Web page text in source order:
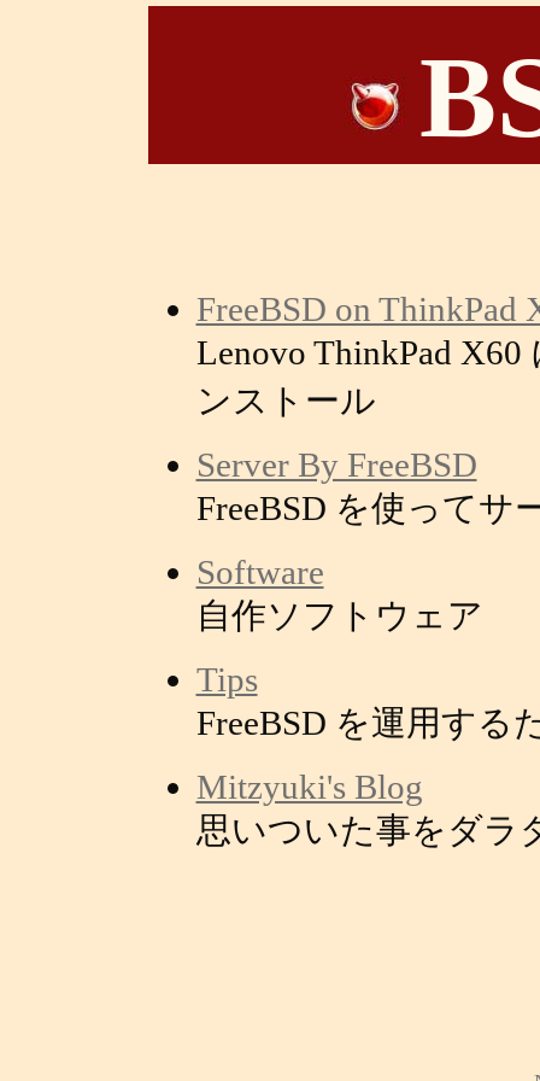
FreeBSD on ThinkPad
Lenovo ThinkPad X60
ンストール
Server By FreeBSD
FreeBSD を使ってサ
Software
自作ソフトウェア
Tips
FreeBSD を運用する
Mitzyuki's Blog
思いついた事をダラ